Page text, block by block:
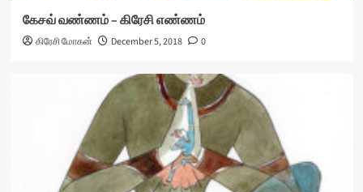
கேசவ் வண்ணம் – கிரேசி எண்ணம்
கிரேசி மோகன் December 5, 2018 0